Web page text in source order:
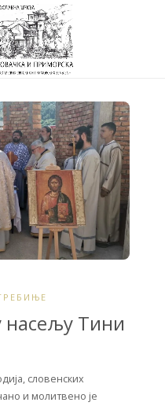
насељу Тини
словенских
и молитвено је